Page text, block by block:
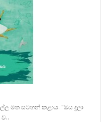
මත සටහන් කළාය. "ඔය දූලා